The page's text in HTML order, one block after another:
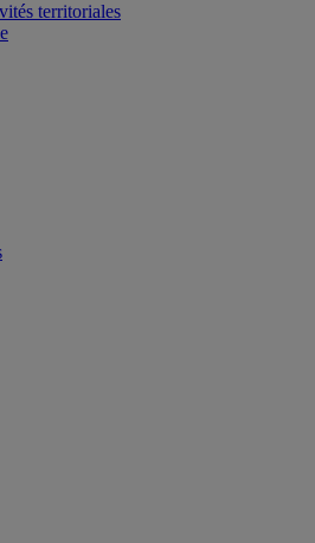
territoriales